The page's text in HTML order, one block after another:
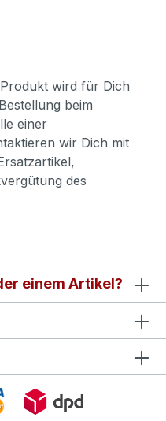
wird für Dich
beim
einer
wir Dich mit
des
einem Artikel?